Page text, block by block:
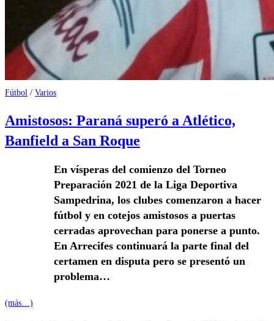
Fútbol / Varios
Amistosos: Paraná superó a Atlético,
Banfield a San Roque
En vísperas del comienzo del Torneo
Preparación 2021 de la Liga Deportiva
Sampedrina, los clubes comenzaron a hacer
fútbol y en cotejos amistosos a puertas
cerradas aprovechan para ponerse a punto.
En Arrecifes continuará la parte final del
certamen en disputa pero se presentó un
problema…
(más…)